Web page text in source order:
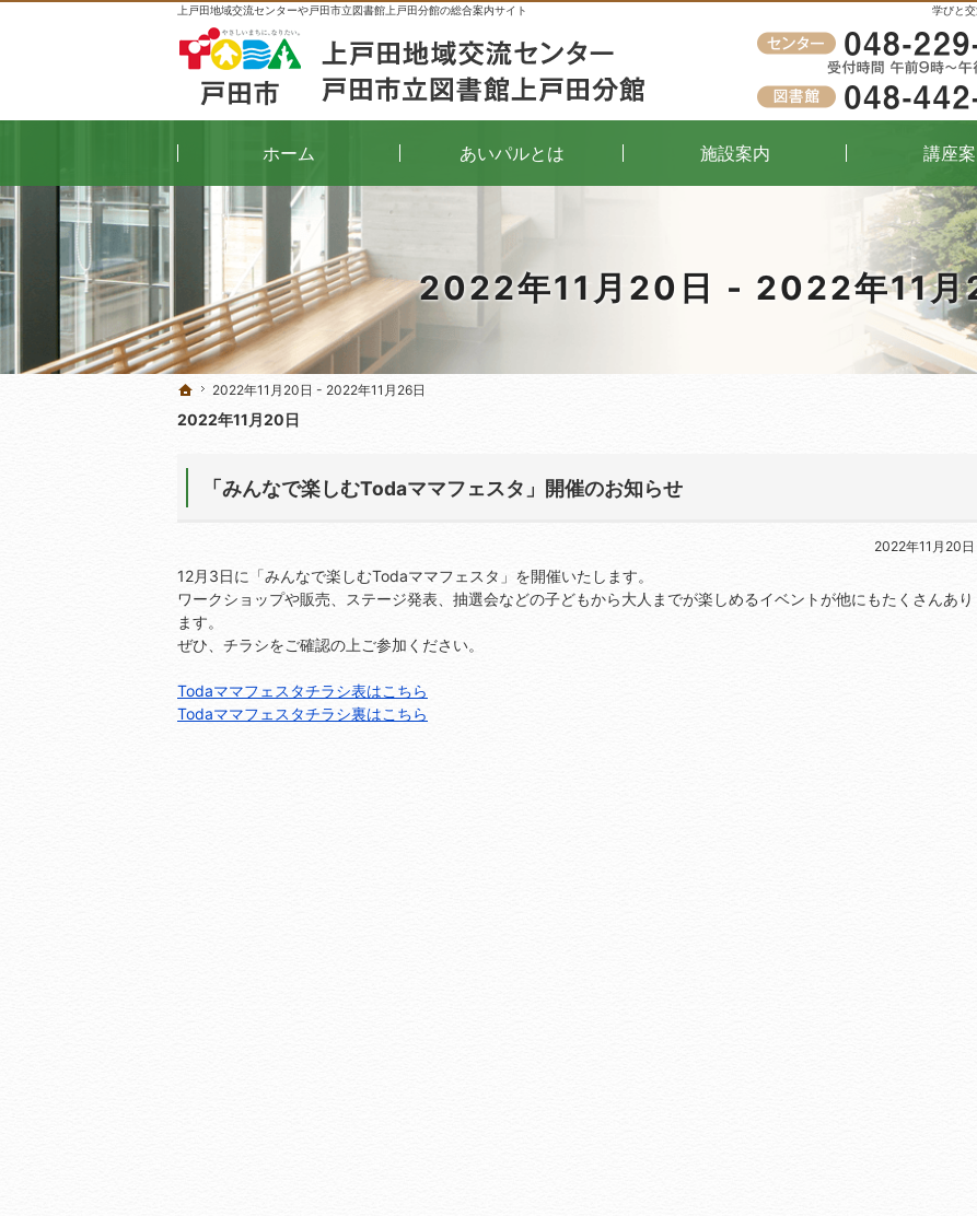
2022年11月20日 - 2022年11月
学びと
上戸田地域交流センターや戸田市立図書館上戸田分館の総合案内サイト
ホーム
2022年11月20日 - 2022年11月26日
2022年11月20日
「みんなで楽しむTodaママフェスタ」開催のお知らせ
2022年11月20日
12月3日に「みんなで楽しむTodaママフェスタ」を開催いたします。
ワークショップや販売、ステージ発表、抽選会などの子どもから大人までが楽しめるイベントが他にもたくさんあり
ます。
ぜひ、チラシをご確認の上ご参加ください。
Todaママフェスタチラシ表はこちら
Todaママフェスタチラシ裏はこちら
ホーム
2022年11月20日 - 2022年11月26日
受付時間
午前9時～午後8時（窓口）
ホーム あいパルとは 施設案内 講座